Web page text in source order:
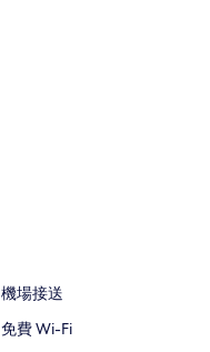
機場接送
免費 Wi-Fi